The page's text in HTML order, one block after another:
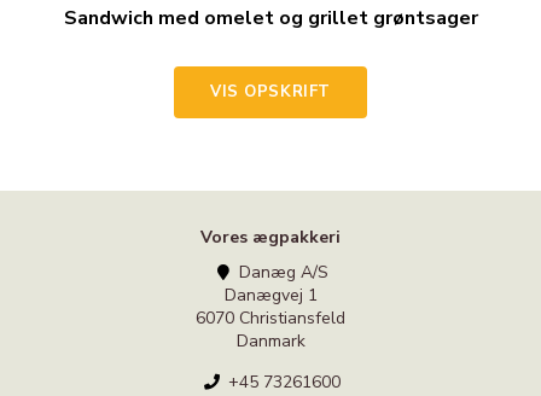
Sandwich med omelet og grillet grøntsager
VIS OPSKRIFT
Vores ægpakkeri
Danæg A/S
Danægvej 1
6070 Christiansfeld
Danmark
+45 73261600